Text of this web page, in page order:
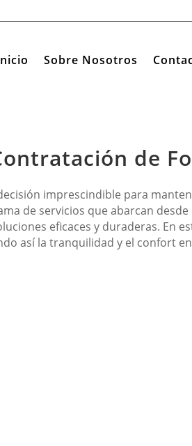
Sobre Nosotros
de
imprescindible para
de servicios que abarcan
eficaces y duraderas. En
así la tranquilidad y el confort